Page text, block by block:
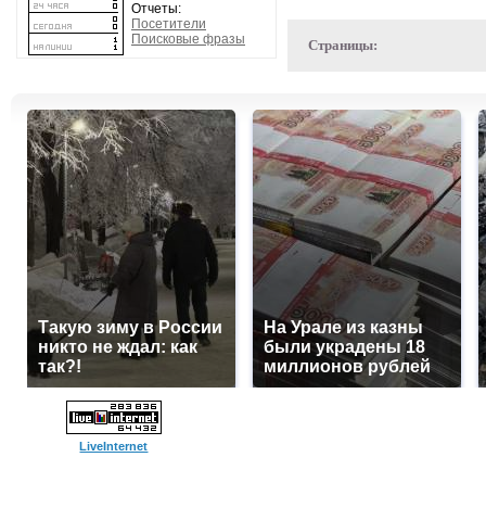
Отчеты:
Посетители
Поисковые фразы
Страницы:
Такую зиму в России
никто не ждал: как
так?!
На Урале из казны
были украдены 18
миллионов рублей
LiveInternet